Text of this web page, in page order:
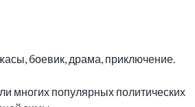
боевик, драма, приключение.
многих популярных политических